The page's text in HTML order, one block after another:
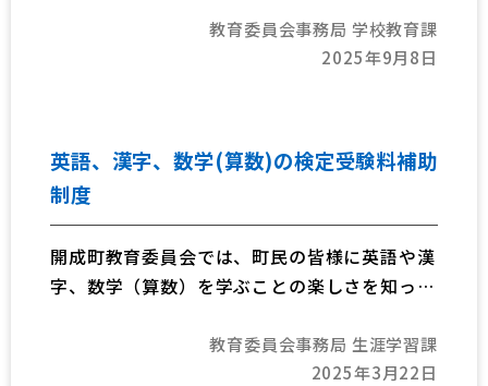
教育委員会事務局 学校教育課
2025年9月8日
英語、漢字、数学(算数)の検定受験料補助
制度
開成町教育委員会では、町民の皆様に英語や漢
字、数学（算数）を学ぶことの楽しさを知って
めに英検等の受験に対する補助を行っていま
教育委員会事務局 生涯学習課
2025年3月22日